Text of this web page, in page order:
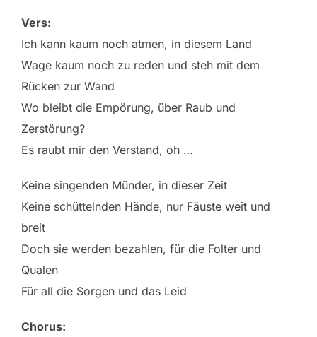
Vers:
Ich kann kaum noch atmen, in diesem Land
Wage kaum noch zu reden und steh mit dem
Rücken zur Wand
Wo bleibt die Empörung, über Raub und
Zerstörung?
Es raubt mir den Verstand, oh …
Keine singenden Münder, in dieser Zeit
Keine schüttelnden Hände, nur Fäuste weit und
breit
Doch sie werden bezahlen, für die Folter und
Qualen
Für all die Sorgen und das Leid
Chorus: